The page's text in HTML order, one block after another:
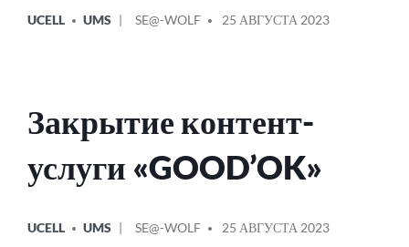
В
UCELL UMS
ОТ
SE@-WOLF 25 АВГУСТА 2023
Закрытие контент-
услуги «GOOD’OK»
В
UCELL UMS
ОТ
SE@-WOLF 25 АВГУСТА 2023